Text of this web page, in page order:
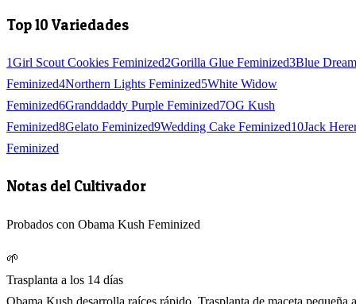
Top 10 Variedades
1Girl Scout Cookies Feminized2Gorilla Glue Feminized3Blue Dream
Feminized4Northern Lights Feminized5White Widow
Feminized6Granddaddy Purple Feminized7OG Kush
Feminized8Gelato Feminized9Wedding Cake Feminized10Jack
Feminized
Notas del Cultivador
Probados con Obama Kush Feminized
🌱
Trasplanta a los 14 días
Obama Kush desarrolla raíces rápido. Trasplanta de maceta pequeña a